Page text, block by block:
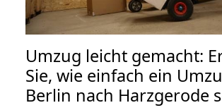
Umzug leicht gemacht:
Sie, wie einfach ein
Berlin nach Harzgerode